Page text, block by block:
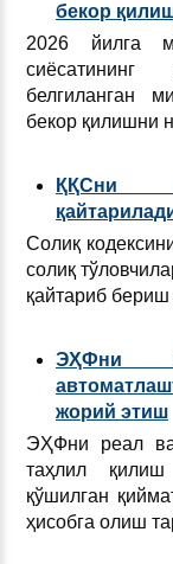
бекор
2026 йилга
белгиланган
бекор қилишни
ҚҚСни
Солиқ
солиқ
қайтариб бериш
ЭҲФни
жорий этиш
ЭҲФни реал
таҳлил
қўшилган
ҳисобга олиш